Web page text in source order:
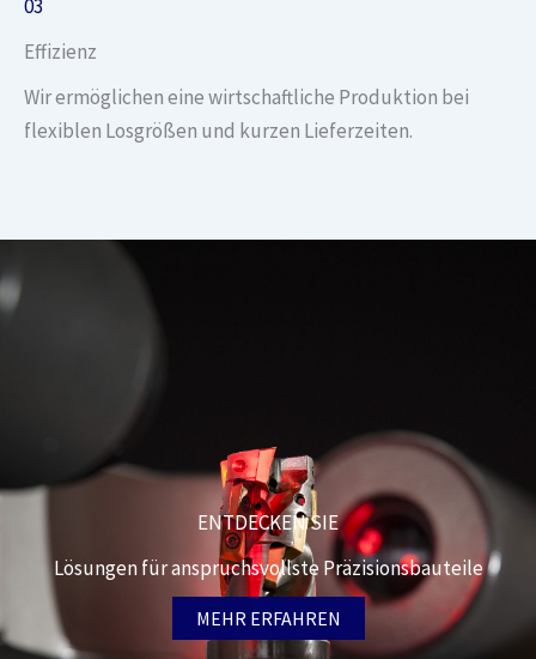
03
Effizienz
Wir ermöglichen eine wirtschaftliche Produktion bei
flexiblen Losgrößen und kurzen Lieferzeiten.
ENTDECKEN SIE
Lösungen für anspruchsvollste Präzisionsbauteile
MEHR ERFAHREN